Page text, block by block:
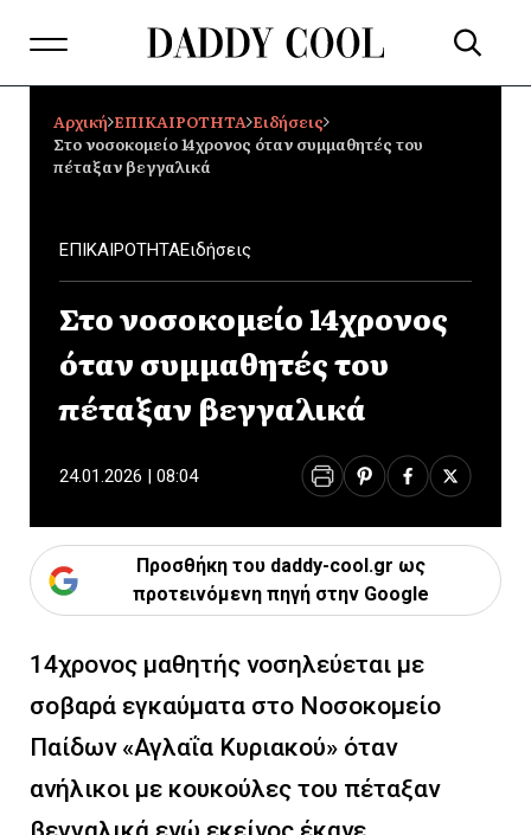
Αρχική ΕΠΙΚΑΙΡΟΤΗΤΑ Ειδήσεις
Στο νοσοκομείο 14χρονος όταν συμμαθητές του
πέταξαν βεγγαλικά
ΕΠΙΚΑΙΡΟΤΗΤΑΕιδήσεις
Στο νοσοκομείο 14χρονος
όταν συμμαθητές του
πέταξαν βεγγαλικά
24.01.2026 | 08:04
Προσθήκη του daddy-cool.gr ως
προτεινόμενη πηγή στην Google
14χρονος μαθητής νοσηλεύεται με
σοβαρά εγκαύματα στο Νοσοκομείο
Παίδων «Αγλαΐα Κυριακού» όταν
ανήλικοι με κουκούλες του πέταξαν